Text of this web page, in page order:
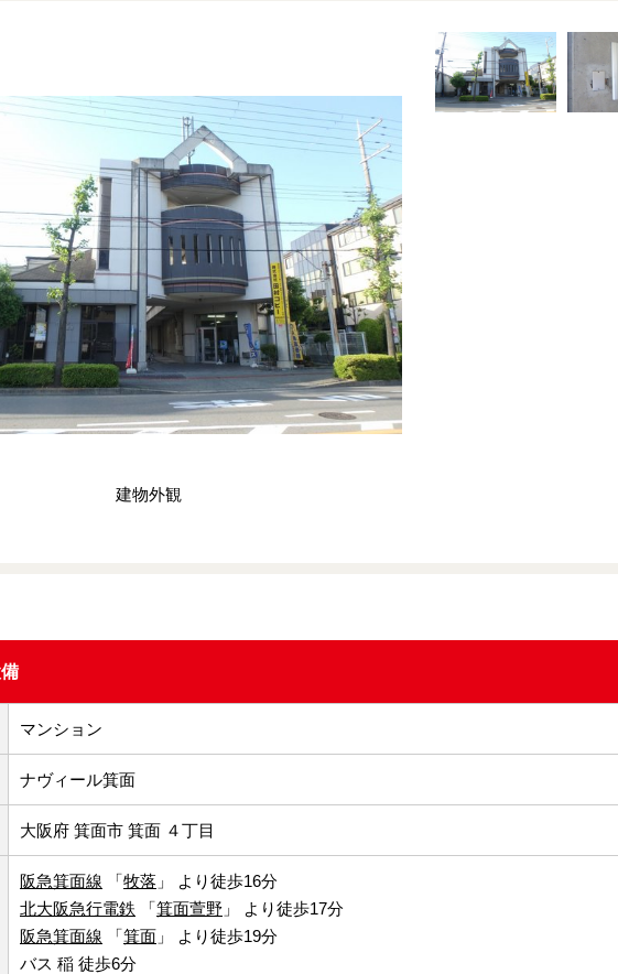
建物外観
マンション
ナヴィール箕面
大阪府 箕面市 箕面 ４丁目
阪急箕面線 「牧落 」 より徒歩16分
北大阪急行電鉄 「箕面萱野 」 より徒歩17分
阪急箕面線 「箕面 」 より徒歩19分
バス 稲 徒歩6分